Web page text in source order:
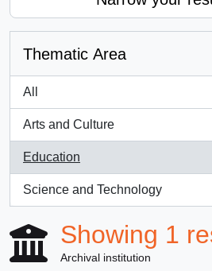
Thematic Area
All
Arts and Culture
, 1 results
Education
, 1 results
Science and Technology
, 1 results
Showing 1
Archival institution